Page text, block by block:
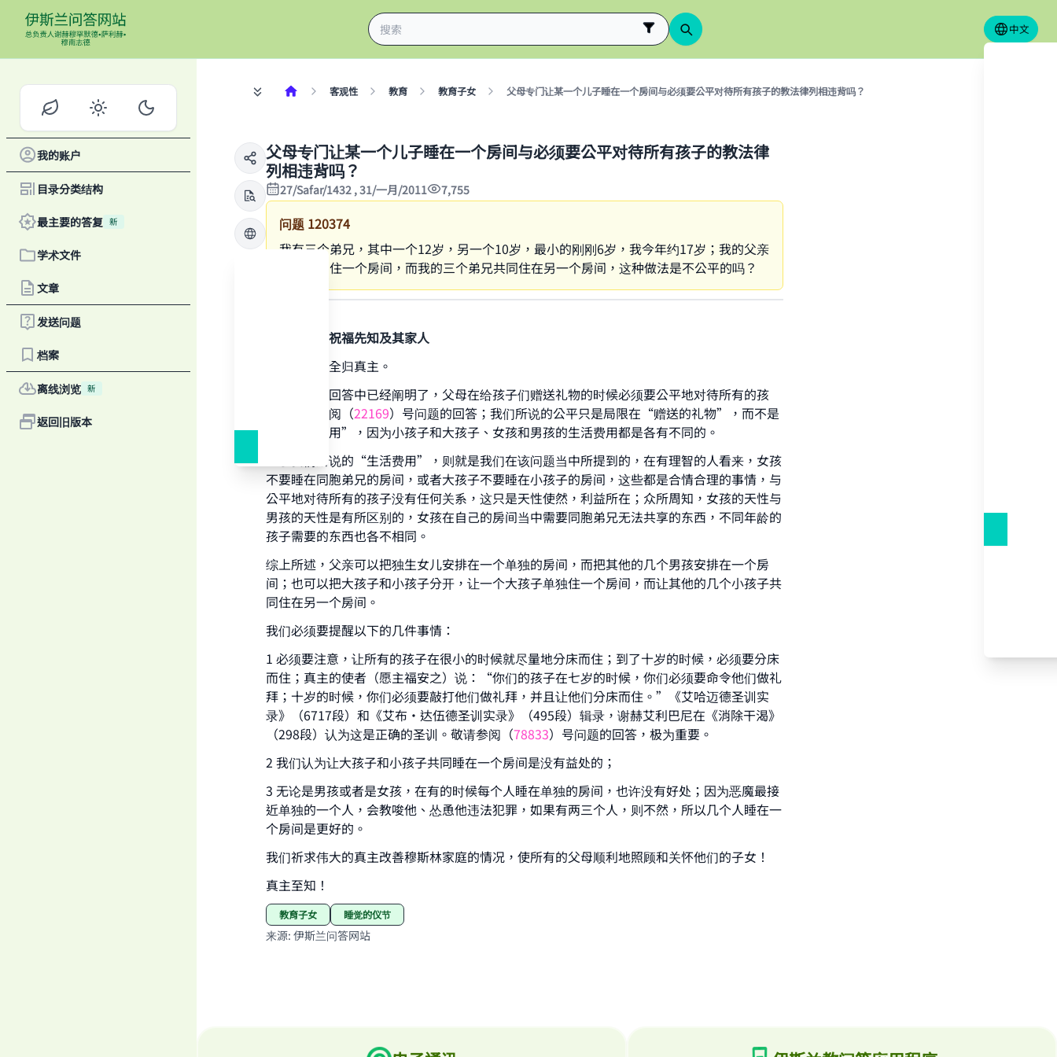
中文
我的账户
目录分类结构
最主要的答复 新
学术文件
文章
发送问题
档案
离线浏览 新
返回旧版本
客观性 教育 教育子女 父母专门让某一个儿子睡在一个房间与必须要公平对待所有孩子的教法律列相违背吗？
父母专门让某一个儿子睡在一个房间与必须要公平对待所有孩子的教法律
列相违背吗？
27/Safar/1432 , 31/一月/2011 7,755
问题 120374
我有三个弟兄，其中一个12岁，另一个10岁，最小的刚刚6岁，我今年约17岁；我的父亲
让我独自住一个房间，而我的三个弟兄共同住在另一个房间，这种做法是不公平的吗？
感谢真主，祝福先知及其家人
一切赞颂，全归真主。
我们在许多回答中已经阐明了，父母在给孩子们赠送礼物的时候必须要公平地对待所有的孩
子，敬请参阅（22169）号问题的回答；我们所说的公平只是局限在“赠送的礼物”，而不是
在“生活费用”，因为小孩子和大孩子、女孩和男孩的生活费用都是各有不同的。
至于我们所说的“生活费用”，则就是我们在该问题当中所提到的，在有理智的人看来，女孩
不要睡在同胞弟兄的房间，或者大孩子不要睡在小孩子的房间，这些都是合情合理的事情，与
公平地对待所有的孩子没有任何关系，这只是天性使然，利益所在；众所周知，女孩的天性与
男孩的天性是有所区别的，女孩在自己的房间当中需要同胞弟兄无法共享的东西，不同年龄的
孩子需要的东西也各不相同。
综上所述，父亲可以把独生女儿安排在一个单独的房间，而把其他的几个男孩安排在一个房
间；也可以把大孩子和小孩子分开，让一个大孩子单独住一个房间，而让其他的几个小孩子共
同住在另一个房间。
我们必须要提醒以下的几件事情：
1 必须要注意，让所有的孩子在很小的时候就尽量地分床而住；到了十岁的时候，必须要分床
而住；真主的使者（愿主福安之）说：“你们的孩子在七岁的时候，你们必须要命令他们做礼
拜；十岁的时候，你们必须要敲打他们做礼拜，并且让他们分床而住。”《艾哈迈德圣训实
录》（6717段）和《艾布·达伍德圣训实录》（495段）辑录，谢赫艾利巴尼在《消除干渴》
（298段）认为这是正确的圣训。敬请参阅（78833）号问题的回答，极为重要。
2 我们认为让大孩子和小孩子共同睡在一个房间是没有益处的；
3 无论是男孩或者是女孩，在有的时候每个人睡在单独的房间，也许没有好处；因为恶魔最接
近单独的一个人，会教唆他、怂恿他违法犯罪，如果有两三个人，则不然，所以几个人睡在一
个房间是更好的。
我们祈求伟大的真主改善穆斯林家庭的情况，使所有的父母顺利地照顾和关怀他们的子女！
真主至知！
教育子女 睡觉的仪节
来源: 伊斯兰问答网站
Make an impact on millions of lives with your
contribution today
Your support is crucial for our mission.
same reward as those who do it."
(MUSLIM, 1893)